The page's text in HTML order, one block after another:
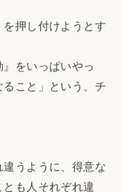
押し付けようとす
をいっぱいやっ
こと」という、チ
うように、得意な
も人それぞれ違